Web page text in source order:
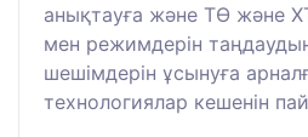
анықтауға және ТӨ және
мен режимдерін
шешімдерін ұсынуға
технологиялар кешенін